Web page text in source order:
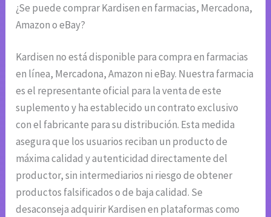
¿Se puede comprar Kardisen en farmacias, Mercadona,
Amazon o eBay?
Kardisen no está disponible para compra en farmacias
en línea, Mercadona, Amazon ni eBay. Nuestra farmacia
es el representante oficial para la venta de este
suplemento y ha establecido un contrato exclusivo
con el fabricante para su distribución. Esta medida
asegura que los usuarios reciban un producto de
máxima calidad y autenticidad directamente del
productor, sin intermediarios ni riesgo de obtener
productos falsificados o de baja calidad. Se
desaconseja adquirir Kardisen en plataformas como